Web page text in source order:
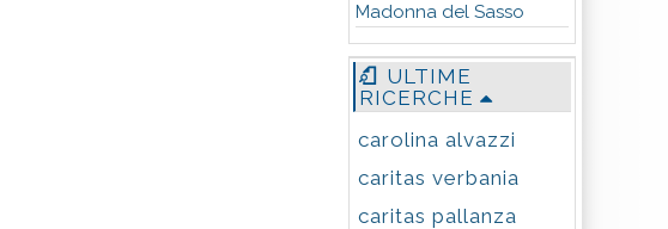
Madonna del Sasso
ULTIME
RICERCHE
carolina alvazzi
caritas verbania
caritas pallanza